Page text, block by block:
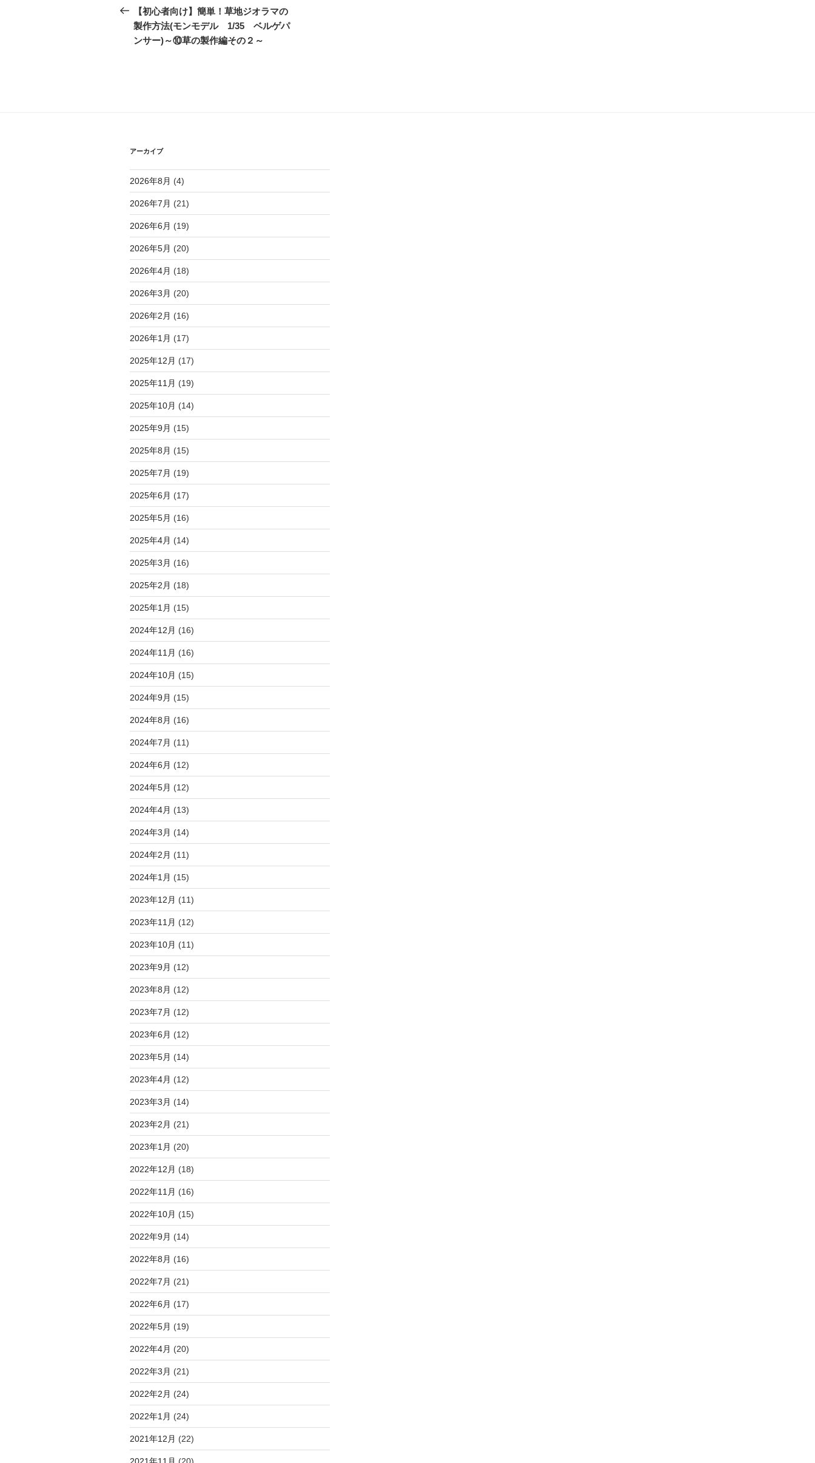
稿
ナ
の
投
稿
【初心者向け】簡単！草地ジオラマの
製作方法(モンモデル 1/35 ベルゲパ
ンサー)～⑩草の製作編その２～
アーカイブ
2026年8月 (4)
2026年7月 (21)
2026年6月 (19)
2026年5月 (20)
2026年4月 (18)
2026年3月 (20)
2026年2月 (16)
2026年1月 (17)
2025年12月 (17)
2025年11月 (19)
2025年10月 (14)
2025年9月 (15)
2025年8月 (15)
2025年7月 (19)
2025年6月 (17)
2025年5月 (16)
2025年4月 (14)
2025年3月 (16)
2025年2月 (18)
2025年1月 (15)
2024年12月 (16)
2024年11月 (16)
2024年10月 (15)
2024年9月 (15)
2024年8月 (16)
2024年7月 (11)
2024年6月 (12)
2024年5月 (12)
2024年4月 (13)
2024年3月 (14)
2024年2月 (11)
2024年1月 (15)
2023年12月 (11)
2023年11月 (12)
2023年10月 (11)
2023年9月 (12)
2023年8月 (12)
2023年7月 (12)
2023年6月 (12)
2023年5月 (14)
2023年4月 (12)
2023年3月 (14)
2023年2月 (21)
2023年1月 (20)
2022年12月 (18)
2022年11月 (16)
2022年10月 (15)
2022年9月 (14)
2022年8月 (16)
2022年7月 (21)
2022年6月 (17)
2022年5月 (19)
2022年4月 (20)
2022年3月 (21)
2022年2月 (24)
2022年1月 (24)
2021年12月 (22)
2021年11月 (20)